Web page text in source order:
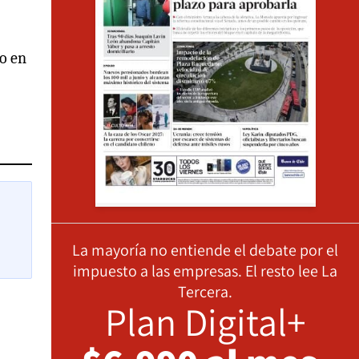
en
La mayoría no entiende el debate por el
impuesto a las empresas. El resto lee La
Tercera.
Plan Digital+